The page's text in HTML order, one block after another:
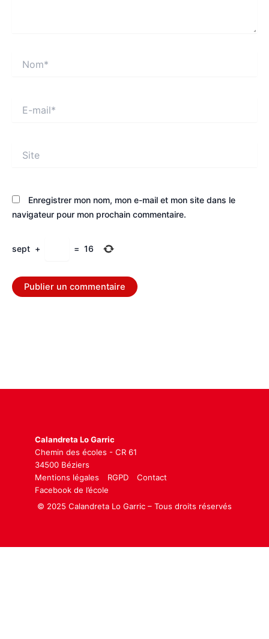
mail*
Enregistrer mon nom, mon e-mail et mon site dans le
navigateur pour mon prochain commentaire.
sept + = 16
Calandreta Lo Garric
Chemin des écoles - CR 61
34500 Béziers
Mentions légales
RGPD
Contact
Facebook de l’école
© 2025 Calandreta Lo Garric – Tous droits réservés